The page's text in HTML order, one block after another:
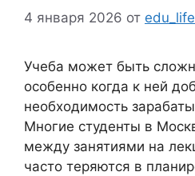
4 января 2026 от
Учеба может быть
особенно когда к ней
необходимость
Многие студенты в
между занятиями на
часто теряются в